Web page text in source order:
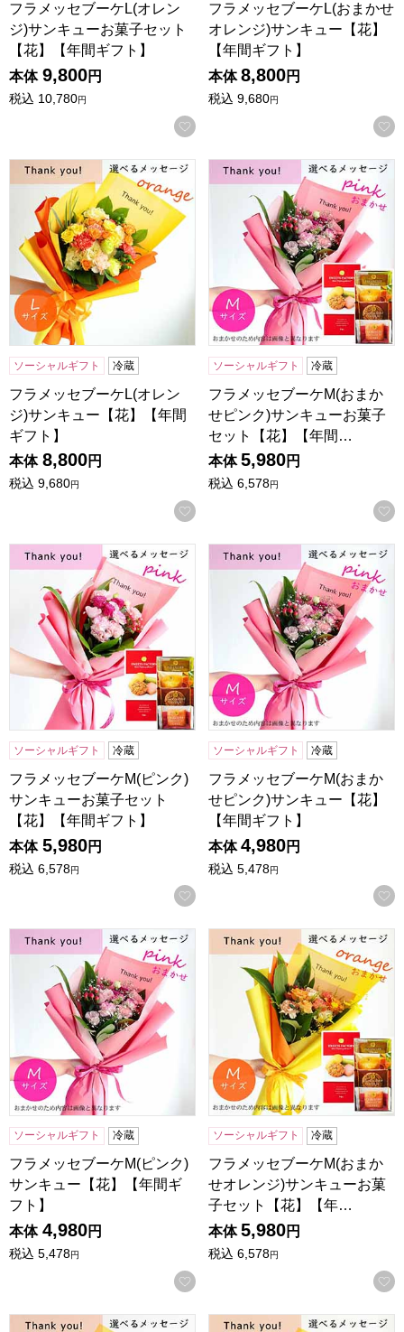
フラメッセブーケL(オレン
ジ)サンキューお菓子セット
【花】【年間ギフト】
本体 9,800円
税込 10,780円
お気に入りに登録する
フラメッセブーケL(おまかせ
オレンジ)サンキュー【花】
【年間ギフト】
本体 8,800円
税込 9,680円
フラメッセブーケL(オレンジ)サンキュー【花】【年間ギフト
ソーシャルギフト 冷蔵
フラメッセブーケL(オレン
ジ)サンキュー【花】【年間
ギフト】
本体 8,800円
税込 9,680円
お気に入りに登録する
フラメッセブーケM(おまか
ソーシャルギフト 冷蔵
フラメッセブーケM(おまか
せピンク)サンキューお菓子
セット【花】【年間…
本体 5,980円
税込 6,578円
フラメッセブーケM(ピンク)サンキューお菓子セット【花】
ソーシャルギフト 冷蔵
フラメッセブーケM(ピンク)
サンキューお菓子セット
【花】【年間ギフト】
本体 5,980円
税込 6,578円
お気に入りに登録する
フラメッセブーケM(おまか
ソーシャルギフト 冷蔵
フラメッセブーケM(おまか
せピンク)サンキュー【花】
【年間ギフト】
本体 4,980円
税込 5,478円
フラメッセブーケM(ピンク)サンキュー【花】【年間ギフト】
ソーシャルギフト 冷蔵
フラメッセブーケM(ピンク)
サンキュー【花】【年間ギ
フト】
本体 4,980円
税込 5,478円
お気に入りに登録する
フラメッセブーケM(おまか
ソーシャルギフト 冷蔵
フラメッセブーケM(おまか
せオレンジ)サンキューお菓
子セット【花】【年…
本体 5,980円
税込 6,578円
フラメッセブーケM(オレンジ)サンキューお菓子セット【花
フラメッセブーケM(おまか